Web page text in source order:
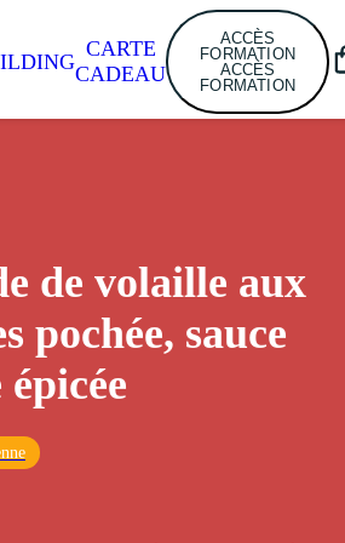
CARTE
CADEAU
ACCÈS
FORMATION
ACCÈS
FORMATION
de volaille aux
pochée, sauce